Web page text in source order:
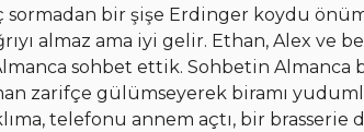
bir şişe Erdinger koydu
almaz ama iyi gelir. Ethan, Alex ve
sohbet ettik. Sohbetin
zarifçe gülümseyerek biramı
telefonu annem açtı, bir brasserie